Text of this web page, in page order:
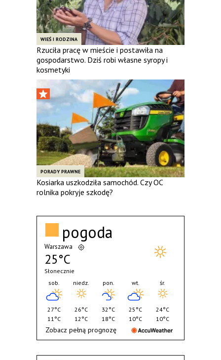
WIEŚ I RODZINA
Rzuciła pracę w mieście i postawiła na
gospodarstwo. Dziś robi własne syropy i
kosmetyki
PORADY PRAWNE
Kosiarka uszkodziła samochód. Czy OC
rolnika pokryje szkodę?
pogoda
Warszawa
25°C
Słonecznie
sob.
27°C
11°C
niedz.
26°C
12°C
pon.
32°C
18°C
wt.
25°C
10°C
śr.
24°C
10°C
Zobacz pełną prognozę